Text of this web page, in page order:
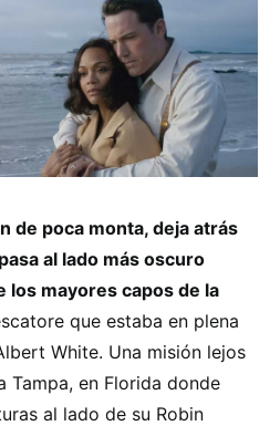
de poca monta, deja atrás
al lado más oscuro
los mayores capos de la
que estaba en plena
White. Una misión lejos
Tampa, en Florida donde
al lado de su Robin